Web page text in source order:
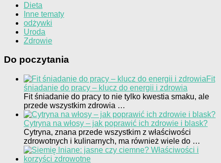
Dieta
Inne tematy
odżywki
Uroda
Zdrowie
Do poczytania
Fit
śniadanie do pracy – klucz do energii i zdrowia
Fit śniadanie do pracy to nie tylko kwestia smaku, ale
przede wszystkim zdrowia …
Cytryna na włosy – jak poprawić ich zdrowie i blask?
Cytryna, znana przede wszystkim z właściwości
zdrowotnych i kulinarnych, ma również wiele do …